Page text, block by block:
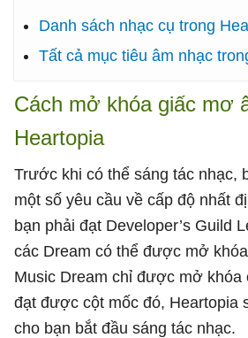
Danh sách nhạc cụ trong
Tất cả mục tiêu âm nhạc
Cách mở khóa giấc mơ
Heartopia
Trước khi có thể sáng tác nhạc,
một số yêu cầu về cấp độ nhất
bạn phải đạt Developer’s Guild
các Dream có thể được mở
Music Dream chỉ được mở khóa
đạt được cột mốc đó, Heartopia
cho bạn bắt đầu sáng tác nhạc.